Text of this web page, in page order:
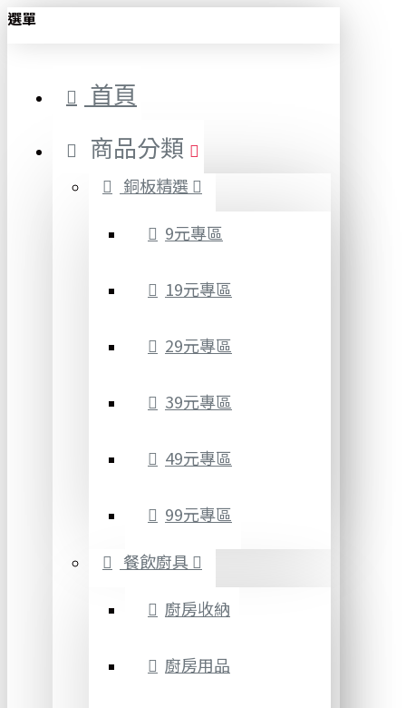
選單
首頁
商品分類
銅板精選
9元專區
19元專區
29元專區
39元專區
49元專區
99元專區
餐飲廚具
廚房收納
廚房用品